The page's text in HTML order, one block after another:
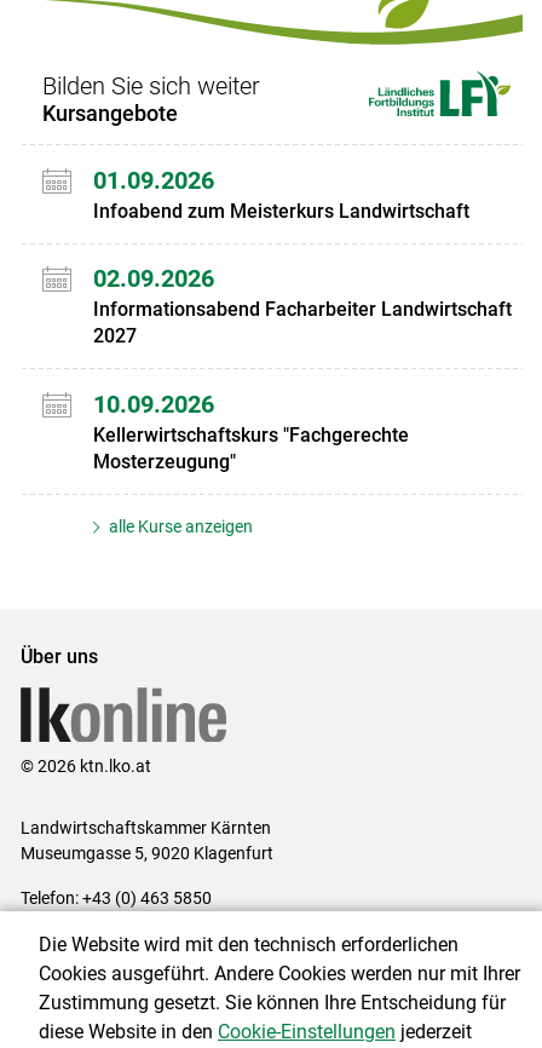
Bilden Sie sich weiter
Kursangebote
01.09.2026
Infoabend zum Meisterkurs Landwirtschaft
02.09.2026
Informationsabend Facharbeiter Landwirtschaft
2027
10.09.2026
Kellerwirtschaftskurs "Fachgerechte
Mosterzeugung"
alle Kurse anzeigen
Über uns
© 2026 ktn.lko.at
Landwirtschaftskammer Kärnten
Museumgasse 5, 9020 Klagenfurt
Telefon: +43 (0) 463 5850
Impressum|Kontakt|Datenschutzerklärung|Barrierefreiheit|
Cookie-Einstellungen
Die Website wird mit den technisch erforderlichen
Cookies ausgeführt. Andere Cookies werden nur mit Ihrer
Zustimmung gesetzt. Sie können Ihre Entscheidung für
diese Website in den Cookie-Einstellungen jederzeit